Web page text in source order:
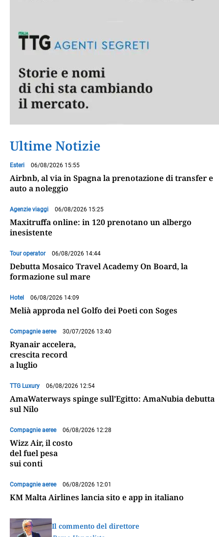
Ultime Notizie
Esteri 06/08/2026 15:55
Airbnb, al via in Spagna la prenotazione di transfer e
auto a noleggio
Agenzie viaggi 06/08/2026 15:25
Maxitruffa online: in 120 prenotano un albergo
inesistente
Tour operator 06/08/2026 14:44
Debutta Mosaico Travel Academy On Board, la
formazione sul mare
Hotel 06/08/2026 14:09
Melià approda nel Golfo dei Poeti con Soges
Compagnie aeree 30/07/2026 13:40
Ryanair accelera,
crescita record
a luglio
TTG Luxury 06/08/2026 12:54
AmaWaterways spinge sull’Egitto: AmaNubia debutta
sul Nilo
Compagnie aeree 06/08/2026 12:28
Wizz Air, il costo
del fuel pesa
sui conti
Compagnie aeree 06/08/2026 12:01
KM Malta Airlines lancia sito e app in italiano
Il commento del direttore